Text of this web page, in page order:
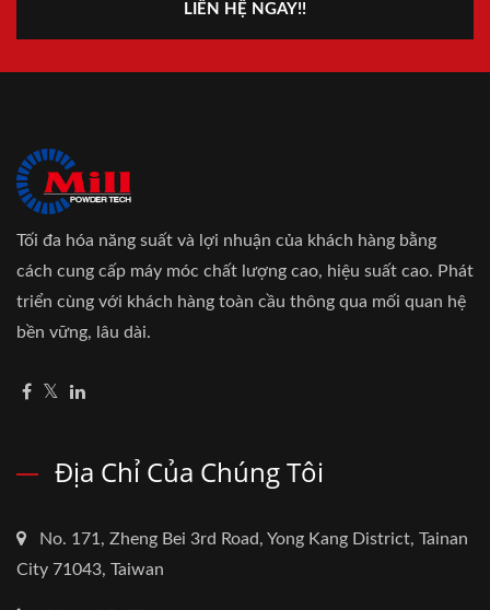
LIÊN HỆ NGAY!!
Tối đa hóa năng suất và lợi nhuận của khách hàng bằng
cách cung cấp máy móc chất lượng cao, hiệu suất cao. Phát
triển cùng với khách hàng toàn cầu thông qua mối quan hệ
bền vững, lâu dài.
Địa Chỉ Của Chúng Tôi
No. 171, Zheng Bei 3rd Road, Yong Kang District, Tainan
City 71043, Taiwan